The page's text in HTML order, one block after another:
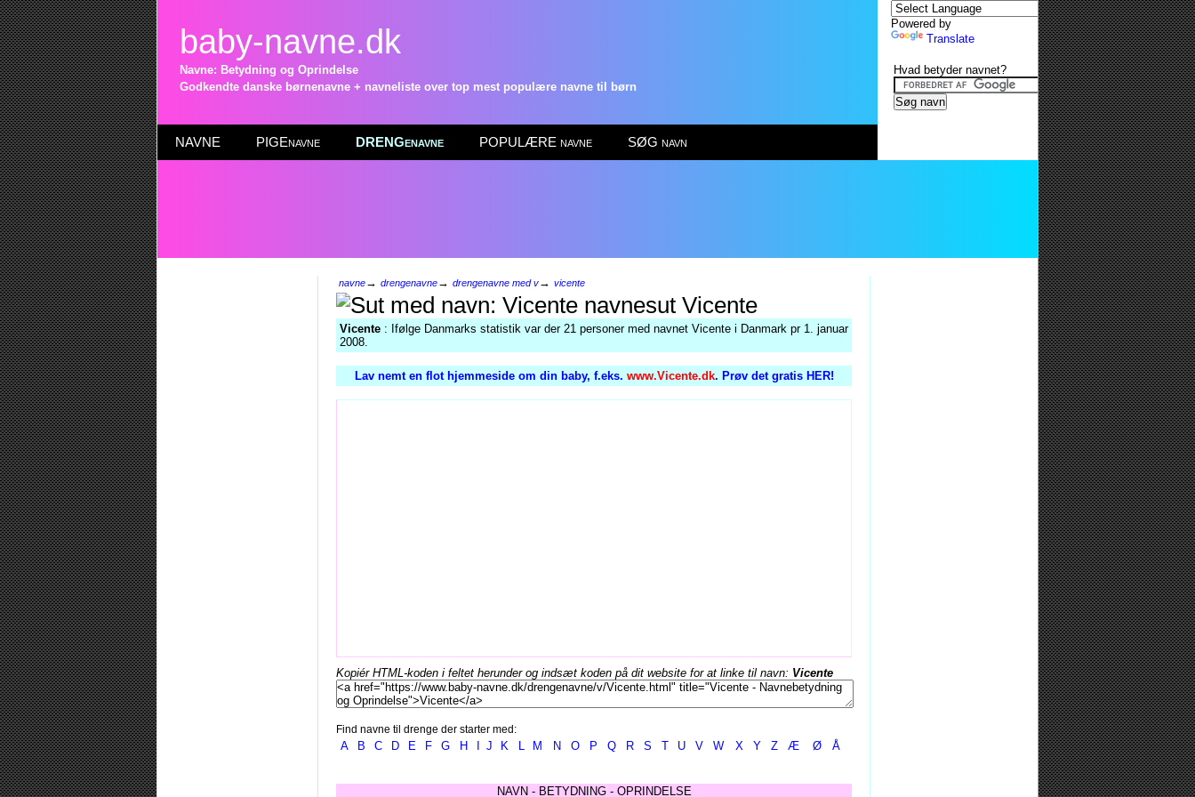
baby-navne.dk
Navne: Betydning og Oprindelse
Godkendte danske børnenavne + navneliste over top mest populære navne til børn
NAVNE PIGEnavne DRENGenavne POPULÆRE navne SØG navn
navne→ drengenavne→ drengenavne med v→ vicente
Vicente
Vicente : Ifølge Danmarks statistik var der 21 personer med navnet Vicente i Danmark pr 1. januar
2008.
Lav nemt en flot hjemmeside om din baby, f.eks. www.Vicente.dk. Prøv det gratis HER!
Kopiér HTML-koden i feltet herunder og indsæt koden på dit website for at linke til navn: Vicente
Find navne til drenge der starter med:
A B C D E F G H J K L M N O P Q R S T U V W X Y Z Æ Ø Å
NAVN - BETYDNING - OPRINDELSE
Powered by
Translate
Hvad betyder navnet?